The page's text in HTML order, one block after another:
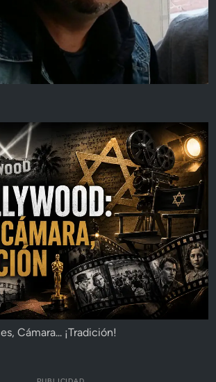
Cámara... ¡Tradición!